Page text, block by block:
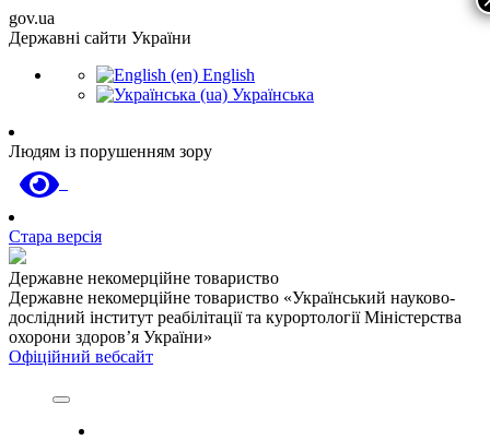
gov.ua
Державні сайти України
English
Українська
Людям із порушенням зору
Стара версія
Державне некомерційне товариство
Державне некомерційне товариство «Український науково-
дослідний інститут реабілітації та курортології Міністерства
охорони здоров’я України»
Офіційний вебсайт